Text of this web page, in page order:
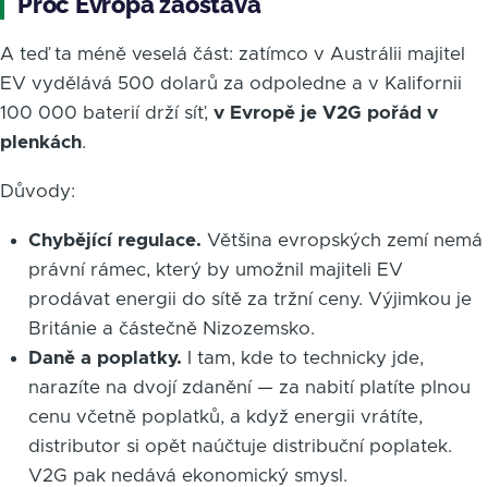
A teď ta méně veselá část: zatímco v Austrálii majitel
EV vydělává 500 dolarů za odpoledne a v Kalifornii
100 000 baterií drží síť, v Evropě je V2G pořád v
plenkách.
Důvody:
Chybějící regulace. Většina evropských zemí nemá
právní rámec, který by umožnil majiteli EV
prodávat energii do sítě za tržní ceny. Výjimkou je
Británie a částečně Nizozemsko.
Daně a poplatky. I tam, kde to technicky jde,
narazíte na dvojí zdanění — za nabití platíte plnou
cenu včetně poplatků, a když energii vrátíte,
distributor si opět naúčtuje distribuční poplatek.
V2G pak nedává ekonomický smysl.